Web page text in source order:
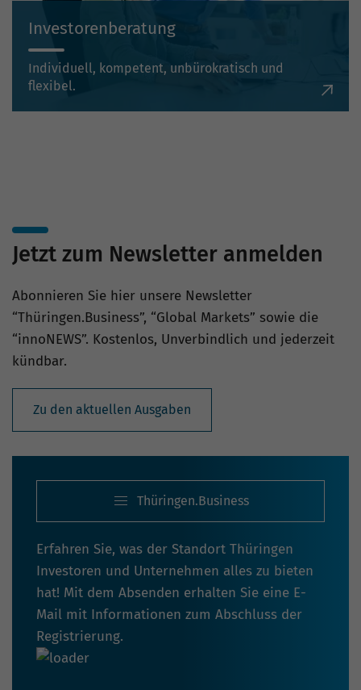
Investorenberatung
Individuell, kompetent, unbürokratisch und
flexibel.
Jetzt zum Newsletter anmelden
Abonnieren Sie hier unsere Newsletter
“Thüringen.Business”, “Global Markets” sowie die
“innoNEWS”. Kostenlos, Unverbindlich und jederzeit
kündbar.
Zu den aktuellen Ausgaben
Thüringen.Business
Erfahren Sie, was der Standort Thüringen
Investoren und Unternehmen alles zu bieten
hat! Mit dem Absenden erhalten Sie eine E-
Mail mit Informationen zum Abschluss der
Registrierung.